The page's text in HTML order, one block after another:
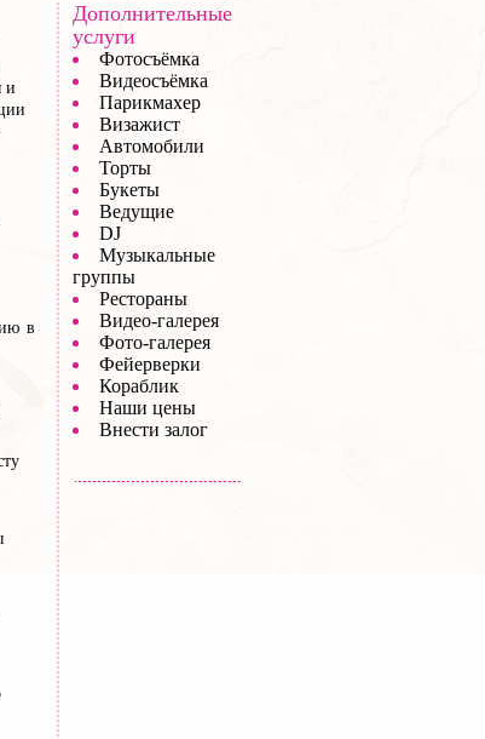
и
в
Дополнительные
услуги
Фотосъёмка
Видеосъёмка
Парикмахер
Визажист
Автомобили
Торты
Букеты
Ведущие
DJ
Музыкальные
группы
Рестораны
Видео-галерея
Фото-галерея
Фейерверки
Кораблик
Наши цены
Внести залог